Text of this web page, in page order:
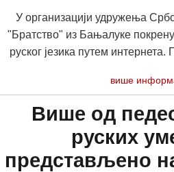
У организацији удружења
"Братство" из Бањалуке
руског језика путем
више
Више од
руских
представљено